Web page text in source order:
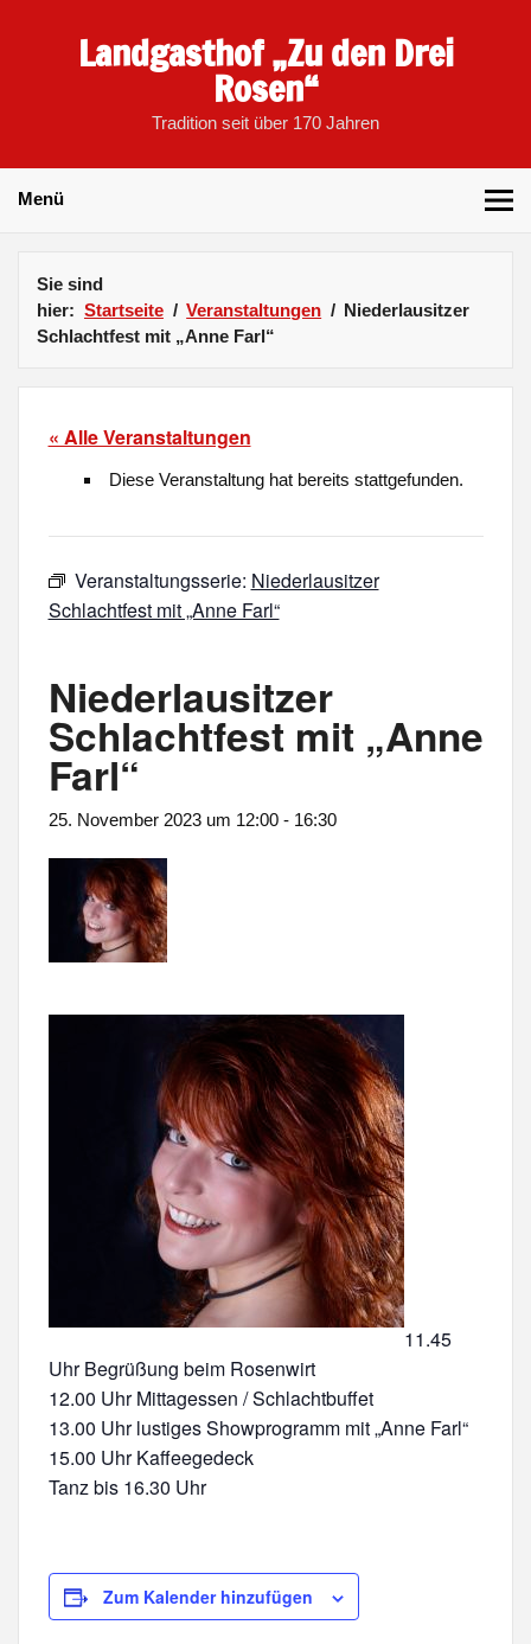
Landgasthof „Zu den Drei
Rosen“
Tradition seit über 170 Jahren
Menü
Sie sind
hier: Startseite Veranstaltungen
Niederlausitzer
Schlachtfest mit „Anne Farl“
« Alle Veranstaltungen
Diese Veranstaltung hat bereits stattgefunden.
Veranstaltungsserie: Niederlausitzer
Schlachtfest mit „Anne Farl“
Niederlausitzer
Schlachtfest mit „Anne
Farl“
25. November 2023 um 12:00- 16:30
11.45
Uhr Begrüßung beim Rosenwirt
12.00 Uhr Mittagessen / Schlachtbuffet
13.00 Uhr lustiges Showprogramm mit „Anne Farl“
15.00 Uhr Kaffeegedeck
Tanz bis 16.30 Uhr
Zum Kalender hinzufügen